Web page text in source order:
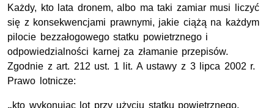
Każdy, kto lata dronem, albo ma taki zamiar musi liczyć
się z konsekwencjami prawnymi, jakie ciążą na każdym
pilocie bezzałogowego statku powietrznego i
odpowiedzialności karnej za złamanie przepisów.
Zgodnie z art. 212 ust. 1 lit. A ustawy z 3 lipca 2002 r.
Prawo lotnicze:
„kto wykonując lot przy użyciu statku powietrznego,